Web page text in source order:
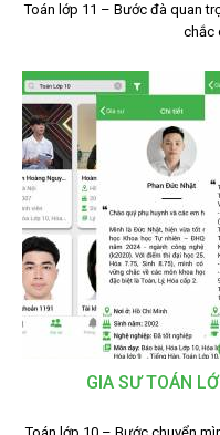
Toán lớp 11 – Bước đà quan
chắc
GIA SƯ TOÁN